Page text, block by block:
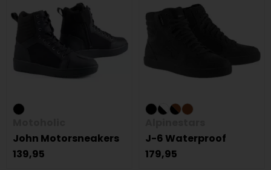
John Motorsneakers
139,95
J-6 Waterproof
179,95